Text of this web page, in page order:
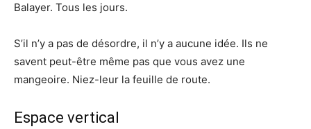
Balayer. Tous les jours.
S’il n’y a pas de désordre, il n’y a aucune idée. Ils ne
savent peut-être même pas que vous avez une
mangeoire. Niez-leur la feuille de route.
Espace vertical